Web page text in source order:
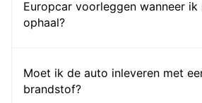
Europcar voorleggen wanneer
ophaal?
Moet ik de auto inleveren met
brandstof?